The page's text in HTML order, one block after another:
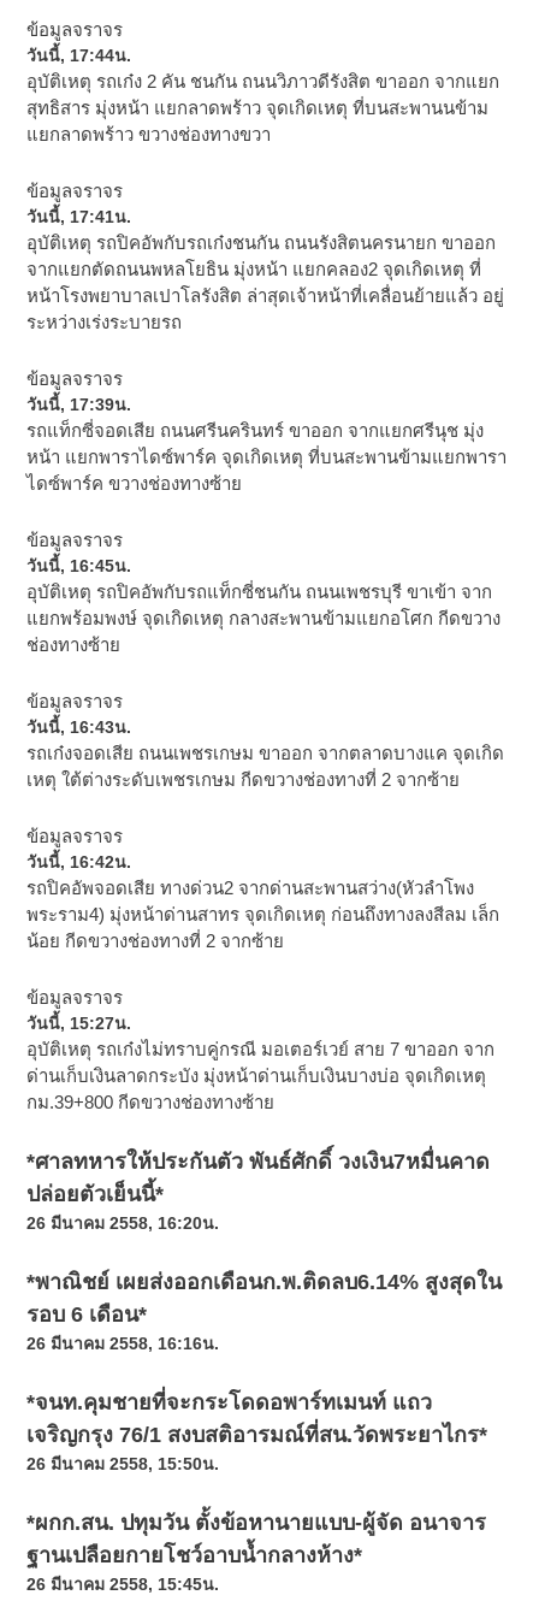
ข้อมูลจราจร
วันนี้, 17:44น.
อุบัติเหตุ รถเก๋ง 2 คัน ชนกัน ถนนวิภาวดีรังสิต ขาออก จากแยก
สุทธิสาร มุ่งหน้า แยกลาดพร้าว จุดเกิดเหตุ ที่บนสะพานนข้าม
แยกลาดพร้าว ขวางช่องทางขวา
ข้อมูลจราจร
วันนี้, 17:41น.
อุบัติเหตุ รถปิคอัพกับรถเก๋งชนกัน ถนนรังสิตนครนายก ขาออก
จากแยกตัดถนนพหลโยธิน มุ่งหน้า แยกคลอง2 จุดเกิดเหตุ ที่
หน้าโรงพยาบาลเปาโลรังสิต ล่าสุดเจ้าหน้าที่เคลื่อนย้ายแล้ว อยู่
ระหว่างเร่งระบายรถ
ข้อมูลจราจร
วันนี้, 17:39น.
รถแท็กซี่จอดเสีย ถนนศรีนครินทร์ ขาออก จากแยกศรีนุช มุ่ง
หน้า แยกพาราไดซ์พาร์ค จุดเกิดเหตุ ที่บนสะพานข้ามแยกพารา
ไดซ์พาร์ค ขวางช่องทางซ้าย
ข้อมูลจราจร
วันนี้, 16:45น.
อุบัติเหตุ รถปิคอัพกับรถแท็กซี่ชนกัน ถนนเพชรบุรี ขาเข้า จาก
แยกพร้อมพงษ์ จุดเกิดเหตุ กลางสะพานข้ามแยกอโศก กีดขวาง
ช่องทางซ้าย
ข้อมูลจราจร
วันนี้, 16:43น.
รถเก๋งจอดเสีย ถนนเพชรเกษม ขาออก จากตลาดบางแค จุดเกิด
เหตุ ใต้ต่างระดับเพชรเกษม กีดขวางช่องทางที่ 2 จากซ้าย
ข้อมูลจราจร
วันนี้, 16:42น.
รถปิคอัพจอดเสีย ทางด่วน2 จากด่านสะพานสว่าง(หัวลำโพง
พระราม4) มุ่งหน้าด่านสาทร จุดเกิดเหตุ ก่อนถึงทางลงสีลม เล็ก
น้อย กีดขวางช่องทางที่ 2 จากซ้าย
ข้อมูลจราจร
วันนี้, 15:27น.
อุบัติเหตุ รถเก๋งไม่ทราบคู่กรณี มอเตอร์เวย์ สาย 7 ขาออก จาก
ด่านเก็บเงินลาดกระบัง มุ่งหน้าด่านเก็บเงินบางบ่อ จุดเกิดเหตุ
กม.39+800 กีดขวางช่องทางซ้าย
*ศาลทหารให้ประกันตัว พันธ์ศักดิ์ วงเงิน7หมื่นคาด
ปล่อยตัวเย็นนี้*
26 มีนาคม 2558, 16:20น.
*พาณิชย์ เผยส่งออกเดือนก.พ.ติดลบ6.14% สูงสุดใน
รอบ 6 เดือน*
26 มีนาคม 2558, 16:16น.
*จนท.คุมชายที่จะกระโดดอพาร์ทเมนท์ แถว
เจริญกรุง 76/1 สงบสติอารมณ์ที่สน.วัดพระยาไกร*
26 มีนาคม 2558, 15:50น.
*ผกก.สน. ปทุมวัน ตั้งข้อหานายแบบ-ผู้จัด อนาจาร
ฐานเปลือยกายโชว์อาบน้ำกลางห้าง*
26 มีนาคม 2558, 15:45น.